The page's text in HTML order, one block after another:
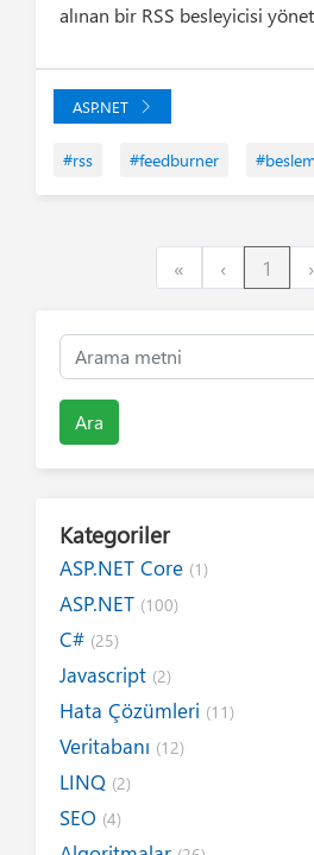
alınan bir RSS besleyicisi
ASP.NET
#rss #feedburner
«First ‹Previous
1 ›
Ara
Kategoriler
ASP.NET Core (1)
ASP.NET (100)
C# (25)
Javascript (2)
Hata Çözümleri (11)
Veritabanı (12)
LINQ (2)
SEO (4)